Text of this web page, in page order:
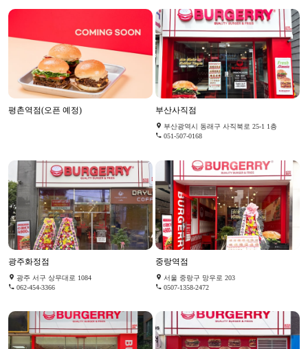
평촌역점(오픈 예정) 부산사직점
부산광역시 동래구 사직북로 25-1 1층
051-507-0168
광주화정점
광주 서구 상무대로 1084
062-454-3366
중랑역점
서울 중랑구 망우로 203
0507-1358-2472